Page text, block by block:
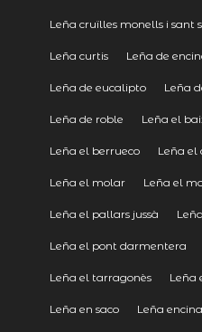
Leña cruïlles monells i sant
Leña curtis Leña de
Leña de eucalipto Leña
Leña de roble Leña el
Leña el berrueco Leña el
Leña el molar Leña el
Leña el pallars jussà
Leña el pont darmentera
Leña el tarragonès Leña
Leña en saco Leña